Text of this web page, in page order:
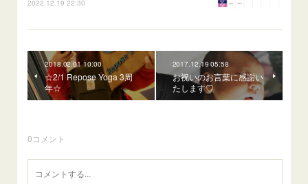
2022.12.19 22:30
2018.02.01 10:00
☆2/1 Repose Yoga 3周
年☆
2017.12.19 05:58
お祝いのお言葉に感謝い
たします♡
0コメント